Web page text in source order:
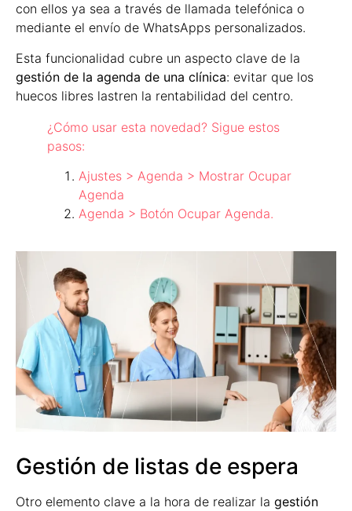
con ellos ya sea a través de llamada telefónica o
mediante el envío de WhatsApps personalizados.
Esta funcionalidad cubre un aspecto clave de la
gestión de la agenda de una clínica: evitar que los
huecos libres lastren la rentabilidad del centro.
¿Cómo usar esta novedad? Sigue estos
pasos:
Ajustes > Agenda > Mostrar Ocupar
Agenda
Agenda > Botón Ocupar Agenda.
Gestión de listas de espera
Otro elemento clave a la hora de realizar la gestión